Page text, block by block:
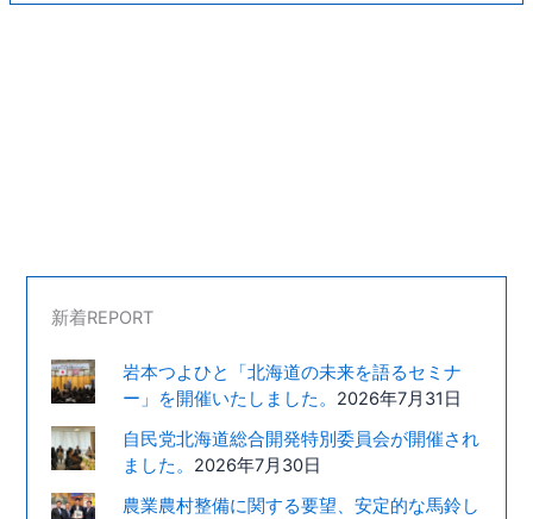
新着REPORT
岩本つよひと「北海道の未来を語るセミナ
ー」を開催いたしました。 2026年7月31日
自民党北海道総合開発特別委員会が開催され
ました。 2026年7月30日
農業農村整備に関する要望、安定的な馬鈴し